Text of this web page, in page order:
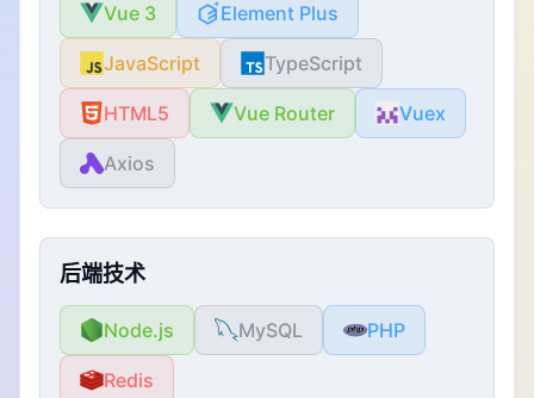
Vue 3 Element Plus
JavaScript TypeScript
HTML5 Vue Router Vuex
Axios
后端技术
Node.js MySQL PHP
Redis